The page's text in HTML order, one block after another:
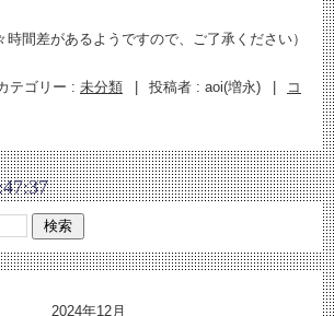
時間差があるようですので、ご了承ください）
テゴリー : 未分類 投稿者 : aoi(増永)
コ
2024年12月